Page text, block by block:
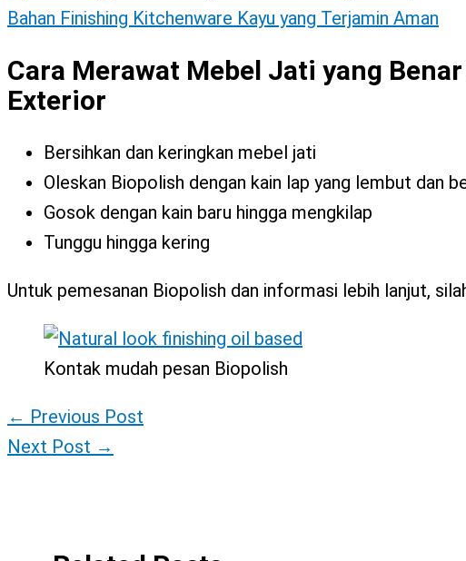
Bahan Finishing Kitchenware Kayu yang Terjamin Aman
Cara Merawat Mebel Jati yang
Exterior
Bersihkan dan keringkan mebel jati
Oleskan Biopolish dengan kain lap yang lembut dan
Gosok dengan kain baru hingga mengkilap
Tunggu hingga kering
Untuk pemesanan Biopolish dan informasi lebih lanjut,
Kontak mudah pesan Biopolish
← Previous Post
Next Post →